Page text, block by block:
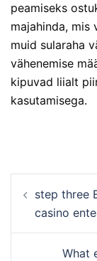
peamiseks
majahinda, mis
muid sularaha
vähenemise
kipuvad liialt
kasutamisega.
step three
casino
What